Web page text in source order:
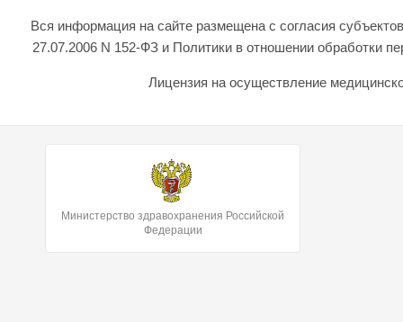
Вся информация на сайте размещена с согласия
27.07.2006 N 152-ФЗ и Политики в отношении обработки
Лицензия на осуществление
Министерство здравохранения Российской
Федерации